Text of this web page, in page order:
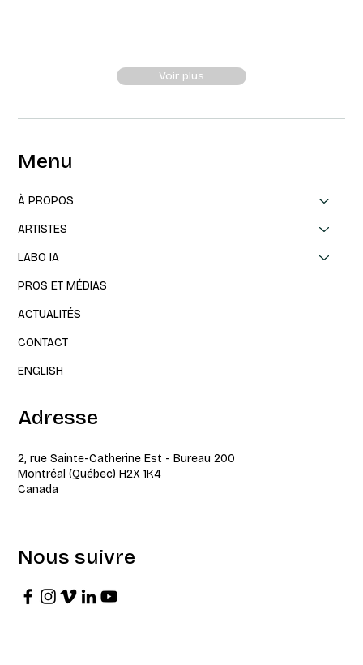
Voir plus
Menu
À PROPOS
ARTISTES
LABO IA
PROS ET MÉDIAS
ACTUALITÉS
CONTACT
ENGLISH
Adresse
2, rue Sainte-Catherine Est - Bureau 200
Montréal (Québec) H2X 1K4
Canada
Nous suivre